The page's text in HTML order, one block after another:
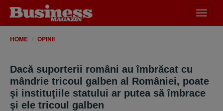
meniu
HOME OPINII
Dacă suporterii români au îmbrăcat cu
mândrie tricoul galben al României, poate
şi instituţiile statului ar putea să îmbrace
şi ele tricoul galben